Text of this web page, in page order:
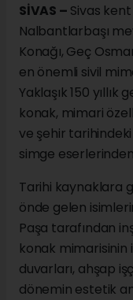
SİVAS – Sivas
Nalbantlarbaşı
Konağı, Geç
en önemli sivil
Yaklaşık 150
konak, mimari
ve şehir tarihindeki
simge
Tarihi kaynaklara
önde gelen
Paşa tarafından
konak mimarisinin
duvarları, ahşap
dönemin estetik